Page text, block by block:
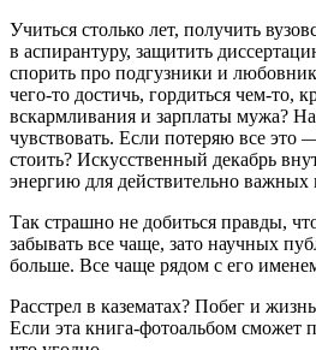
Учиться столько лет, получить
в аспирантуру, защитить
спорить про подгузники и
чего-то достичь, гордиться чем-то,
вскармливания и зарплаты мужа?
чувствовать. Если потеряю все это
стоить? Искусственный декабрь
энергию для действительно важных
Так страшно не добиться правды,
забывать все чаще, зато научных
больше. Все чаще рядом с его
Расстрел в казематах? Побег и
Если эта книга-фотоальбом сможет